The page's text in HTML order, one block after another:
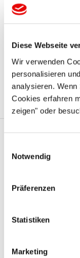
Diese Webseite
Wir verwenden
personalisieren
analysieren. Wenn
Cookies erfahren
zeigen" oder
Notwendig
Präferenzen
Statistiken
Marketing
rozwiązania i
kolory naszych
Dostawa:
zostać wysłane
standardowej lub,
Te serie